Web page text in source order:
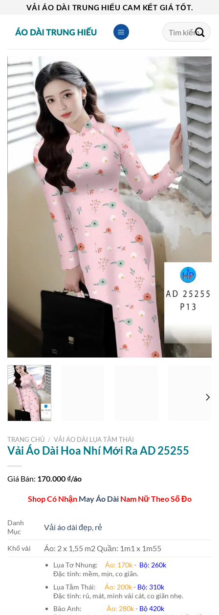
content
VẢI ÁO DÀI TRUNG HIẾU CAM KẾT GIÁ TỐT.
Tìm
kiếm:
TRANG CHỦ / VẢI ÁO DÀI LỤA TẰM THÁI
Vải Áo Dài Hoa Nhí Mới Ra AD 25255
Giá Bán: 170.000 ₫/áo
Shop Có Nhận May Áo DàiNam Nữ Theo Số Đo
Danh
Mục
Vải áo dài đẹp, rẻ
Khổ vải Áo: 2 x 1,55 m2 Quần: 1m1 x 1m55
Lụa Tơ Nhung: Áo: 170k- Bộ: 260k
Đặc tính: mềm, mịn, co giãn.
Lụa Tằm Thái: Áo: 200k- Bộ: 310k
Đặc tính: rủ, mát, mình vải cát, co giãn nhẹ.
Bảo Anh: Áo: 280k- Bộ 420k